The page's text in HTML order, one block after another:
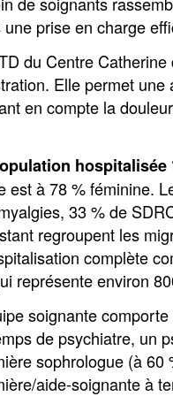
une prise en charge
du Centre
Elle permet
en compte la
hospitalisée
est à 78 % féminine.
33 % de
regroupent les
complète
représente environ
soignante
de psychiatre, un
sophrologue (à
aide-soignante à